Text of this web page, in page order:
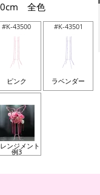
全色
#K-43500
ピンク
#K-43501
ラベンダー
ンジメント
例3